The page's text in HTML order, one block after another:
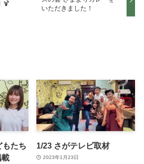
🍹
いただきました！
もたち
1/23 さがテレビ取材
2023年1月23日